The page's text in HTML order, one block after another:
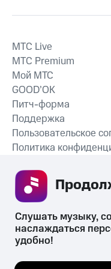
MTС Live
MTС Premium
Мой МТС
GOOD’OK
Питч-форма
Поддержка
Пользовательское
Политика
психотропных веществ,
Слушать музыку,
наслаждаться
удобно!